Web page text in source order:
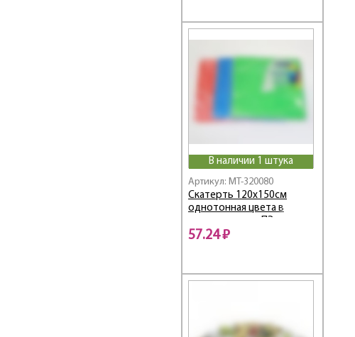
В наличии 1 штука
Артикул: MT-320080
Скатерть 120х150см
однотонная цвета в
57.24 ₽